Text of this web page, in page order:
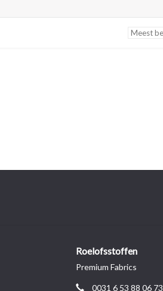
Roelofsstoffen
Premium Fabrics
0031 6 53 88 06 73